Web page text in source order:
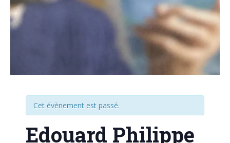
Cet évènement est passé.
Edouard Philippe